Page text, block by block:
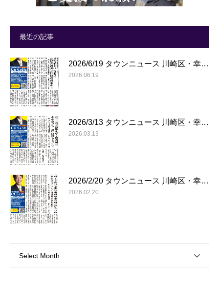
最近の記事
2026/6/19 タウンニュース 川崎区・幸…
2026.06.19
2026/3/13 タウンニュース 川崎区・幸…
2026.03.13
2026/2/20 タウンニュース 川崎区・幸…
2026.02.20
Select Month